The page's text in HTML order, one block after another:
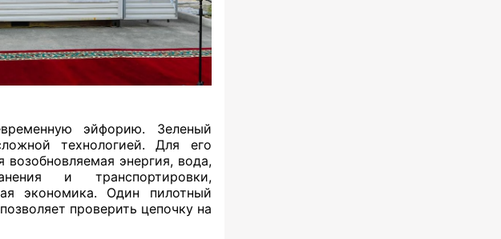
эйфорию. Зеленый
технологией. Для его
энергия, вода,
и транспортировки,
экономика. Один пилотный
проверить цепочку на